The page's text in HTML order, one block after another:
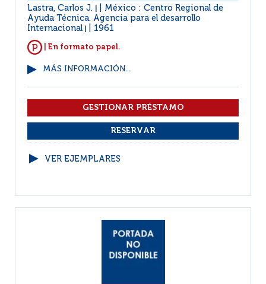
Lastra, Carlos J.
México : Centro Regional de
Ayuda Técnica. Agencia para el desarrollo
Internacional
1961
| En formato papel.
MÁS INFORMACIÓN...
VER EJEMPLARES